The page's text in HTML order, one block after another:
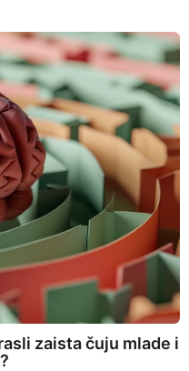
zaista čuju mlade i